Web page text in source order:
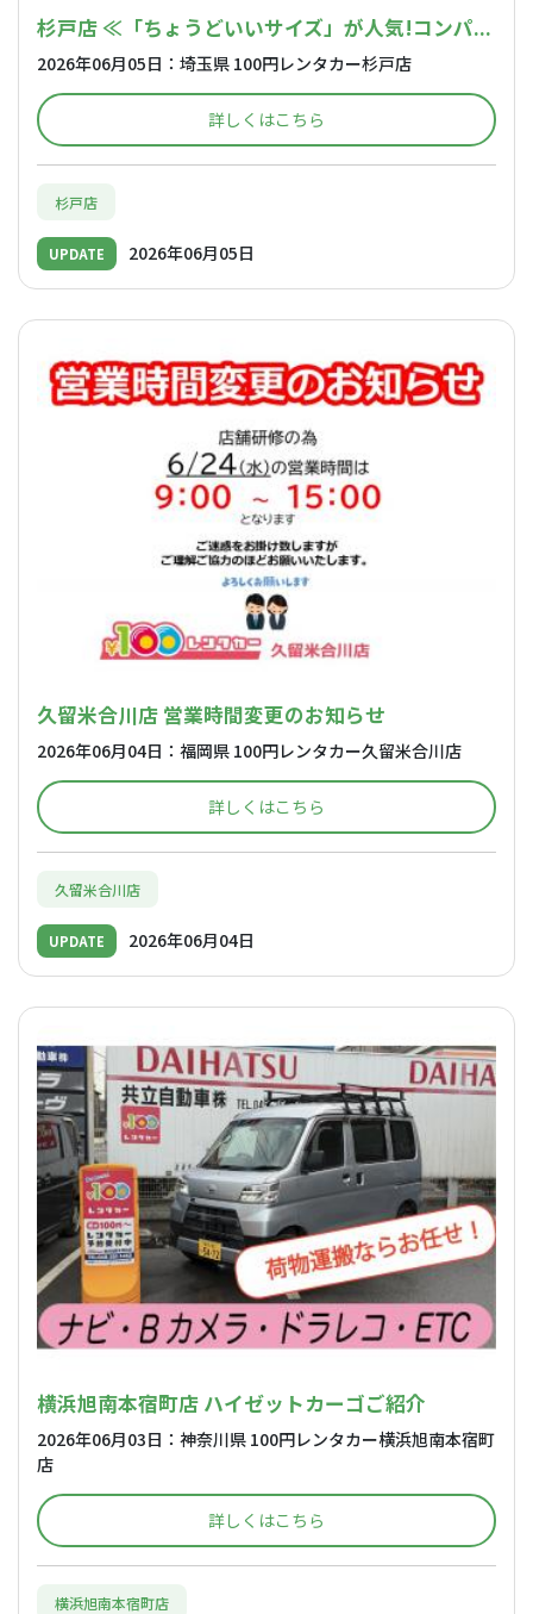
杉戸店 ≪「ちょうどいいサイズ」が人気!コンパ...
2026年06月05日：埼玉県 100円レンタカー杉戸店
詳しくはこちら
杉戸店
UPDATE 2026年06月05日
久留米合川店 営業時間変更のお知らせ
2026年06月04日：福岡県 100円レンタカー久留米合川店
詳しくはこちら
久留米合川店
UPDATE 2026年06月04日
横浜旭南本宿町店 ハイゼットカーゴご紹介
2026年06月03日：神奈川県 100円レンタカー横浜旭南本宿町
店
詳しくはこちら
横浜旭南本宿町店